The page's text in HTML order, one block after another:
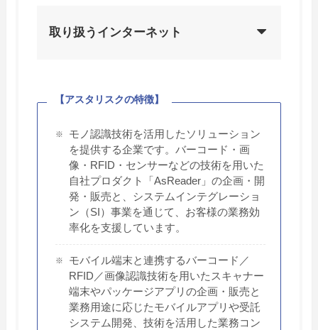
取り扱うインターネット
【アスタリスクの特徴】
モノ認識技術を活用したソリューション
を提供する企業です。バーコード・画
像・RFID・センサーなどの技術を用いた
自社プロダクト「AsReader」の企画・開
発・販売と、システムインテグレーショ
ン（SI）事業を通じて、お客様の業務効
率化を支援しています。
モバイル端末と連携するバーコード／
RFID／画像認識技術を用いたスキャナー
端末やパッケージアプリの企画・販売と
業務用途に応じたモバイルアプリや受託
システム開発、技術を活用した業務コン